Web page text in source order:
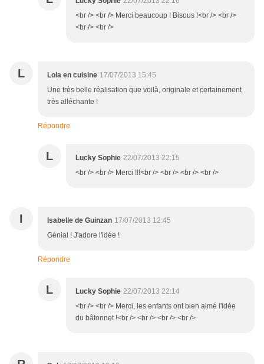
<br /> <br /> Merci beaucoup ! Bisous !<br /> <br />
<br /> <br />
L Lola en cuisine 17/07/2013 15:45
Une très belle réalisation que voilà, originale et certainement
très alléchante !
Répondre
L Lucky Sophie 22/07/2013 22:15
<br /> <br /> Merci !!!<br /> <br /> <br /> <br />
I Isabelle de Guinzan 17/07/2013 12:45
Génial ! J'adore l'idée !
Répondre
L Lucky Sophie 22/07/2013 22:14
<br /> <br /> Merci, les enfants ont bien aimé l'idée
du bâtonnet !<br /> <br /> <br /> <br />